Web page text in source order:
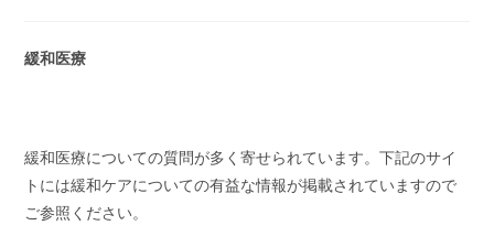
緩和医療
緩和医療についての質問が多く寄せられています。下記のサイ
トには緩和ケアについての有益な情報が掲載されていますので
ご参照ください。